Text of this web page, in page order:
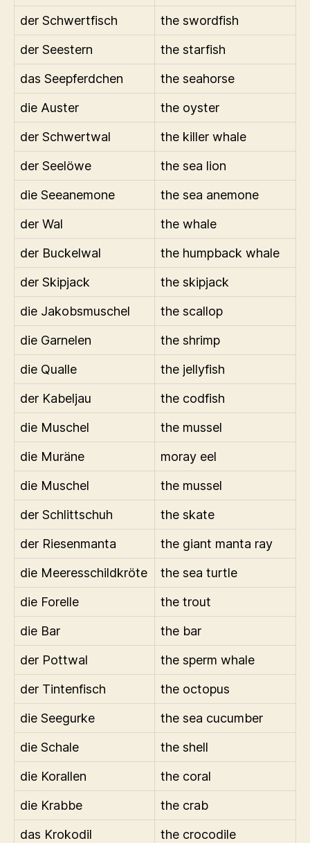
der Schwertfisch
the swordfish
der Seestern
the starfish
das Seepferdchen
the seahorse
die Auster
the oyster
der Schwertwal
the killer whale
der Seelöwe
the sea lion
die Seeanemone
the sea anemone
der Wal
the whale
der Buckelwal
the humpback whale
der Skipjack
the skipjack
die Jakobsmuschel
the scallop
die Garnelen
the shrimp
die Qualle
the jellyfish
der Kabeljau
the codfish
die Muschel
the mussel
die Muräne
moray eel
die Muschel
the mussel
der Schlittschuh
the skate
der Riesenmanta
the giant manta ray
die Meeresschildkröte
the sea turtle
die Forelle
the trout
die Bar
the bar
der Pottwal
the sperm whale
der Tintenfisch
the octopus
die Seegurke
the sea cucumber
die Schale
the shell
die Korallen
the coral
die Krabbe
the crab
das Krokodil
the crocodile